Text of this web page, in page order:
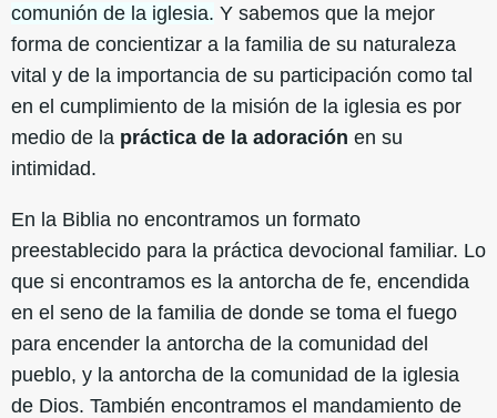
comunión de la iglesia. Y sabemos que la mejor
forma de concientizar a la familia de su naturaleza
vital y de la importancia de su participación como tal
en el cumplimiento de la misión de la iglesia es por
medio de la práctica de la adoración en su
intimidad.
En la Biblia no encontramos un formato
preestablecido para la práctica devocional familiar. Lo
que si encontramos es la antorcha de fe, encendida
en el seno de la familia de donde se toma el fuego
para encender la antorcha de la comunidad del
pueblo, y la antorcha de la comunidad de la iglesia
de Dios. También encontramos el mandamiento de